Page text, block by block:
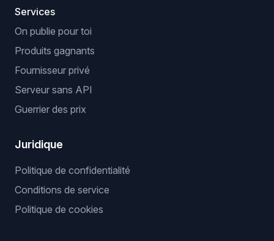
Services
On publie pour toi
Produits gagnants
Fournisseur privé
Serveur sans API
Guerrier des prix
Juridique
Politique de confidentialité
Conditions de service
Politique de cookies